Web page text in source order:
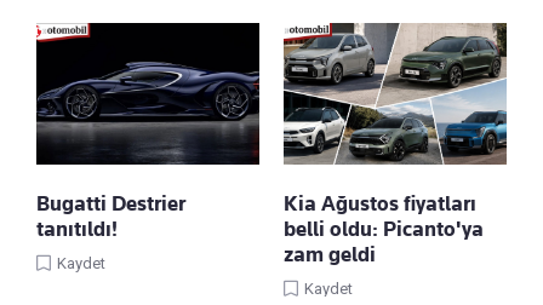
Bugatti Destrier
tanıtıldı!
Kaydet
Kia Ağustos fiyatları
belli oldu: Picanto'ya
zam geldi
Kaydet